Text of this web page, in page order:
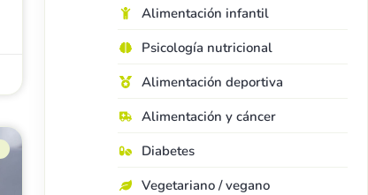
Alimentación infantil
Psicología nutricional
Alimentación deportiva
Alimentación y cáncer
Diabetes
Vegetariano / vegano